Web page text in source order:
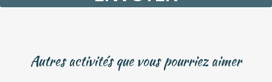
Autres activités que vous pourriez aimer